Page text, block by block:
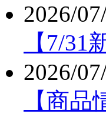
2026/
【7/
2026/
【商